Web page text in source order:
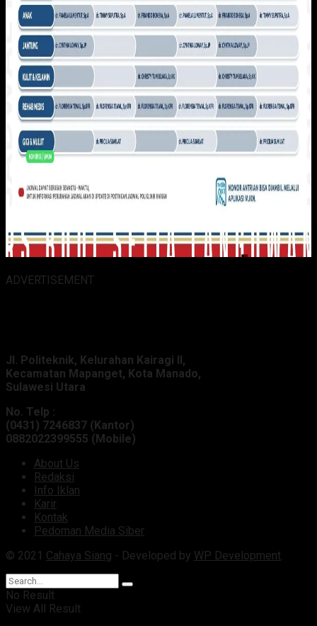
ADVERTISEMENT
Jl. Politeknik, Kelurahan Kairagi II,
Kecamatan Mapanget, Kota Manado,
Sulawesi Utara
No. Telp :
(0431) 7246837 (Kantor)
0882022399555 (Mobile)
About Us
Redaksi
Info Iklan
Karir
Kontak
Pedoman Media Siber
© 2021 Cahaya Siang - Developed by WP Development.
No Result
View All Result